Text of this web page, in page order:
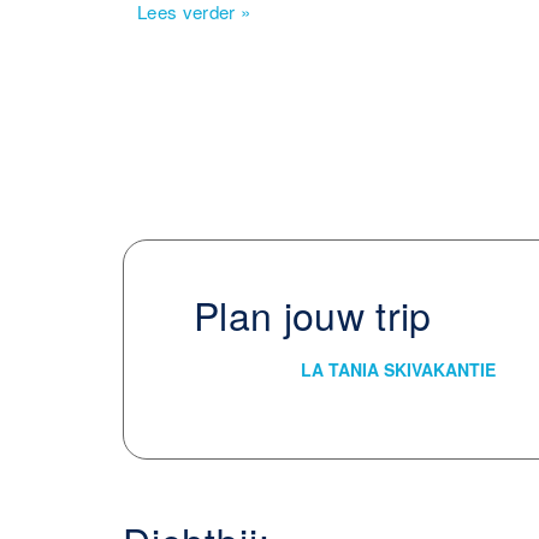
sneeuw te maken voor meer pret.
Lees verder »
Plan jouw trip
LA TANIA SKIVAKANTIE